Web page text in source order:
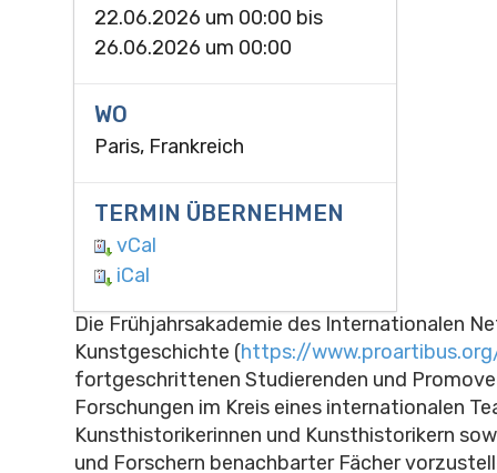
22.06.2026 um 00:00 bis
26.06.2026 um 00:00
WO
Paris, Frankreich
TERMIN ÜBERNEHMEN
vCal
iCal
Die Frühjahrsakademie des Internationalen
Kunstgeschichte (https://
fortgeschrittenen Studierenden und
Forschungen im Kreis eines internationalen
Kunsthistorikerinnen und Kunsthistorikern
und Forschern benachbarter Fächer